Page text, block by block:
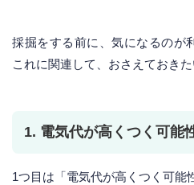
採掘をする前に、気になるのが
これに関連して、おさえておき
1. 電気代が高くつく可能
1つ目は「電気代が高くつく可能